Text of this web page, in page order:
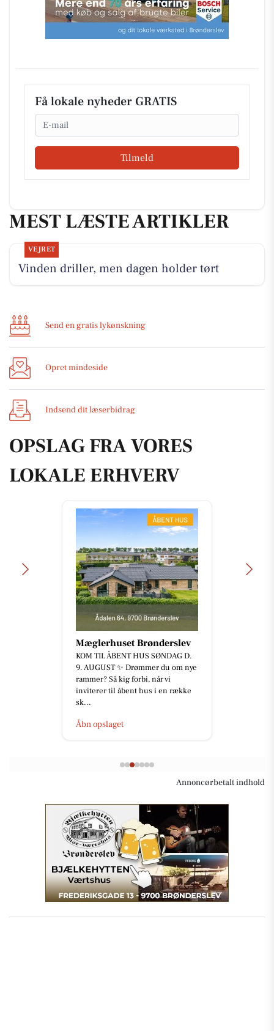
Få lokale nyheder GRATIS
Email
Tilmeld
MEST LÆSTE ARTIKLER
VEJRET
Vinden driller, men dagen holder tørt
Send en gratis lykønskning
Opret mindeside
Indsend dit læserbidrag
OPSLAG FRA VORES
LOKALE ERHVERV
Mæglerhuset Brønderslev
KOM TIL ÅBENT HUS SØNDAG D.
9. AUGUST ✨ Drømmer du om nye
rammer? Så kig forbi, når vi
inviterer til åbent hus i en række
sk...
Åbn opslaget
Annoncørbetalt indhold